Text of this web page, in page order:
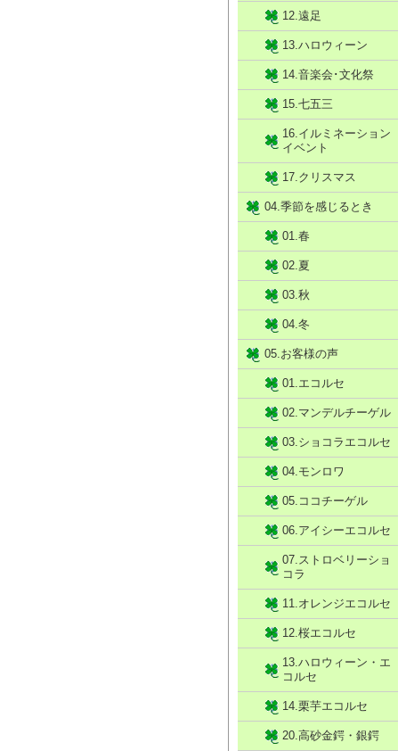
12.遠足
13.ハロウィーン
14.音楽会･文化祭
15.七五三
16.イルミネーション
イベント
17.クリスマス
04.季節を感じるとき
01.春
02.夏
03.秋
04.冬
05.お客様の声
01.エコルセ
02.マンデルチーゲル
03.ショコラエコルセ
04.モンロワ
05.ココチーゲル
06.アイシーエコルセ
07.ストロベリーショ
コラ
11.オレンジエコルセ
12.桜エコルセ
13.ハロウィーン・エ
コルセ
14.栗芋エコルセ
20.高砂金鍔・銀鍔